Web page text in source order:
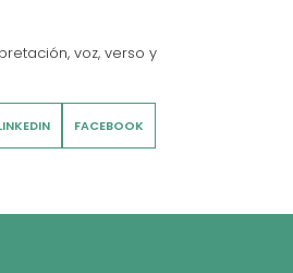
voz, verso y
FACEBOOK